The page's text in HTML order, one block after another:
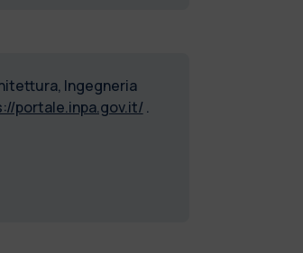
Ingegneria
portale.inpa.gov.it/ .